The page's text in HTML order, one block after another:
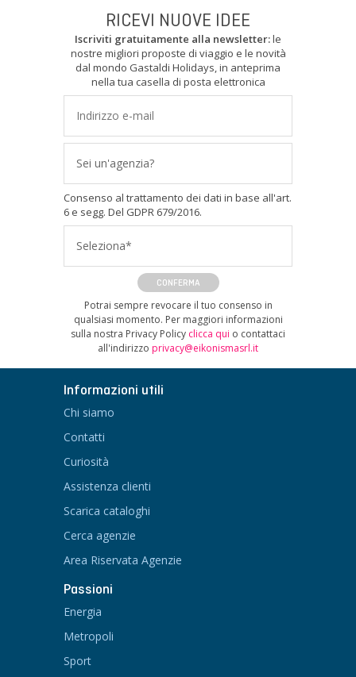
RICEVI NUOVE IDEE
Iscriviti gratuitamente alla newsletter:le
nostre migliori proposte di viaggio e le novità
dal mondo Gastaldi Holidays, in anteprima
nella tua casella di posta elettronica
Sei un'agenzia?
Consenso al trattamento dei dati in base all'art.
6 e segg. Del GDPR 679/2016.
Seleziona*
CONFERMA
Potrai sempre revocare il tuo consenso in
qualsiasi momento. Per maggiori informazioni
sulla nostra Privacy Policy clicca qui o contattaci
all'indirizzo privacy@eikonismasrl.it
Informazioni utili
Chi siamo
Contatti
Curiosità
Assistenza clienti
Scarica cataloghi
Cerca agenzie
Area Riservata Agenzie
Passioni
Energia
Metropoli
Sport